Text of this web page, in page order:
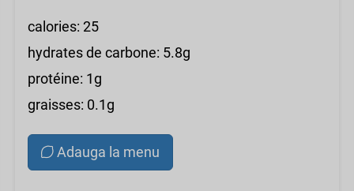
calories: 25
hydrates de carbone: 5.8g
protéine: 1g
graisses: 0.1g
Adauga la menu